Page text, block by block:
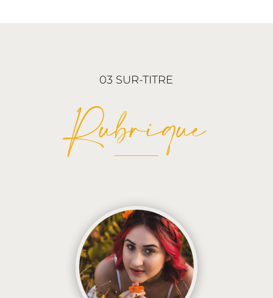
03 SUR-TITRE
Rubrique